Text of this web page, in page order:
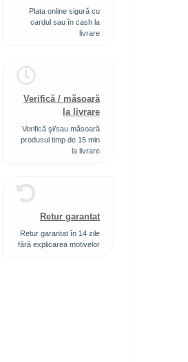
Plata online sigură cu
cardul sau în cash la
livrare
Verifică / măsoară
la livrare
Verifică şi/sau măsoară
produsul timp de 15 min
la livrare
Retur garantat
Retur garantat în 14 zile
fără explicarea motivelor